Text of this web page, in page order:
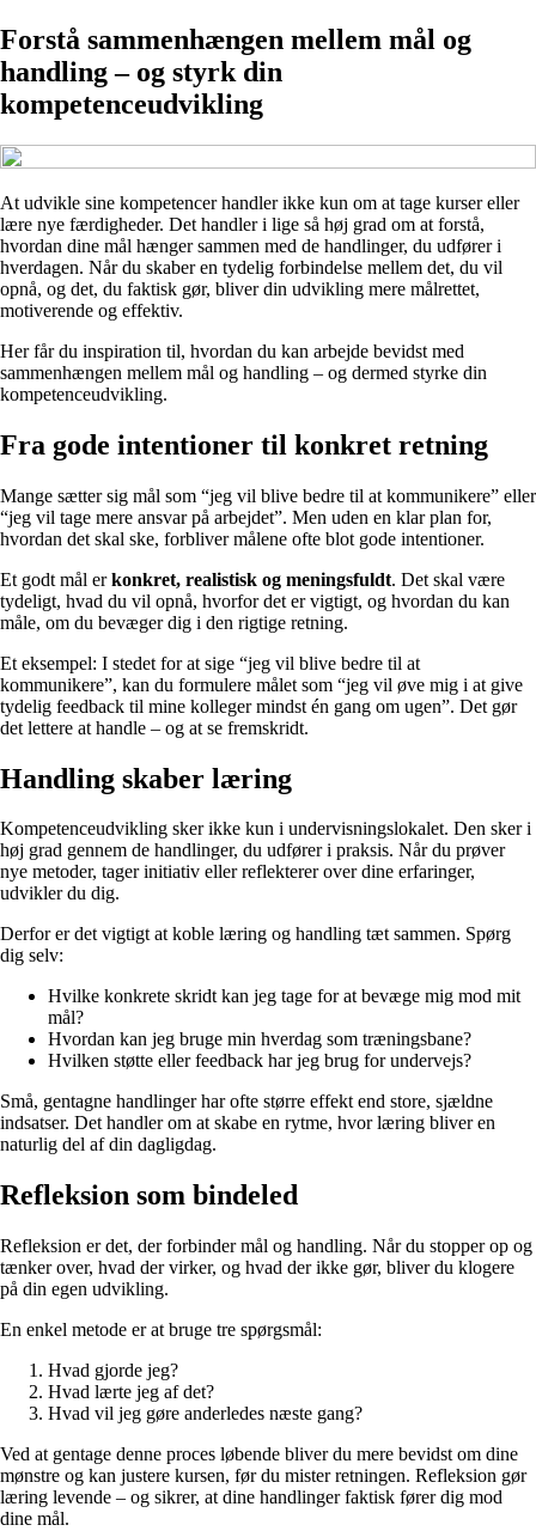
Forstå sammenhængen mellem mål og
handling – og styrk din
kompetenceudvikling
At udvikle sine kompetencer handler ikke kun om at tage kurser eller
lære nye færdigheder. Det handler i lige så høj grad om at forstå,
hvordan dine mål hænger sammen med de handlinger, du udfører i
hverdagen. Når du skaber en tydelig forbindelse mellem det, du vil
opnå, og det, du faktisk gør, bliver din udvikling mere målrettet,
motiverende og effektiv.
Her får du inspiration til, hvordan du kan arbejde bevidst med
sammenhængen mellem mål og handling – og dermed styrke din
kompetenceudvikling.
Fra gode intentioner til konkret retning
Mange sætter sig mål som “jeg vil blive bedre til at kommunikere” eller
“jeg vil tage mere ansvar på arbejdet”. Men uden en klar plan for,
hvordan det skal ske, forbliver målene ofte blot gode intentioner.
Et godt mål erkonkret, realistisk og meningsfuldt. Det skal være
tydeligt, hvad du vil opnå, hvorfor det er vigtigt, og hvordan du kan
måle, om du bevæger dig i den rigtige retning.
Et eksempel: I stedet for at sige “jeg vil blive bedre til at
kommunikere”, kan du formulere målet som “jeg vil øve mig i at give
tydelig feedback til mine kolleger mindst én gang om ugen”. Det gør
det lettere at handle – og at se fremskridt.
Handling skaber læring
Kompetenceudvikling sker ikke kun i undervisningslokalet. Den sker i
høj grad gennem de handlinger, du udfører i praksis. Når du prøver
nye metoder, tager initiativ eller reflekterer over dine erfaringer,
udvikler du dig.
Derfor er det vigtigt at koble læring og handling tæt sammen. Spørg
dig selv:
Hvilke konkrete skridt kan jeg tage for at bevæge mig mod mit
mål?
Hvordan kan jeg bruge min hverdag som træningsbane?
Hvilken støtte eller feedback har jeg brug for undervejs?
Små, gentagne handlinger har ofte større effekt end store, sjældne
indsatser. Det handler om at skabe en rytme, hvor læring bliver en
naturlig del af din dagligdag.
Refleksion som bindeled
Refleksion er det, der forbinder mål og handling. Når du stopper op og
tænker over, hvad der virker, og hvad der ikke gør, bliver du klogere
på din egen udvikling.
En enkel metode er at bruge tre spørgsmål:
Hvad gjorde jeg?
Hvad lærte jeg af det?
Hvad vil jeg gøre anderledes næste gang?
Ved at gentage denne proces løbende bliver du mere bevidst om dine
mønstre og kan justere kursen, før du mister retningen. Refleksion gør
læring levende – og sikrer, at dine handlinger faktisk fører dig mod
dine mål.